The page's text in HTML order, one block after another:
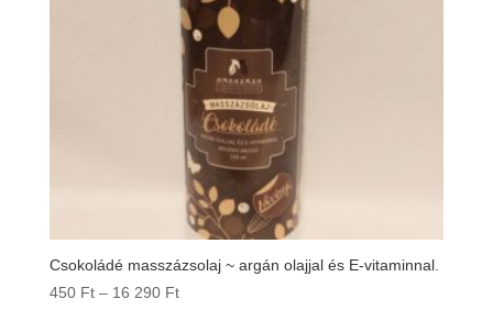
Csokoládé masszázsolaj ~ argán olajjal és E-vitaminnal.
450 Ft – 16 290 FtÁrtartomány: